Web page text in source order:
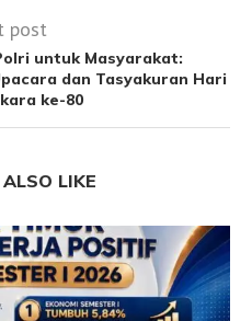
post
untuk Masyarakat:
dan Tasyakuran Hari
ke-80
LIKE